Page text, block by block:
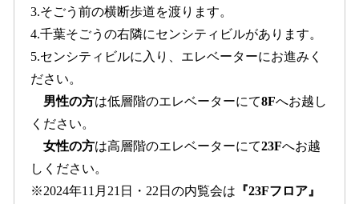
3.そごう前の横断歩道を渡ります。
4.千葉そごうの右隣にセンシティビルがあります。
5.センシティビルに入り、エレベーターにお進みく
ださい。
男性の方は低層階のエレベーターにて8Fへお越し
ください。
女性の方は高層階のエレベーターにて23Fへお越
しください。
※2024年11月21日・22日の内覧会は 『23Fフロア』